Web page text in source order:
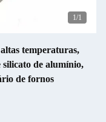
1/1
temperaturas,
silicato de alumínio,
de fornos